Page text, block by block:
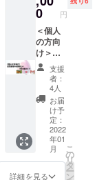
は本文
ターン
紹介の
項目を
ご覧く
ださい
開催
日：
2022/2/
26（土
）午前
10時～
12時ま
ルマガ
あたり2
時間、
2022年
2月1日
～2023
年12月
末まで
の間で
日程を
設定し
ます）
安心し
た子育
て環境
があっ
てはじ
0 円
＜個人
の方向
け＞世
界マ
ザーサ
ロンが
運営す
る「心
の木・
マザー
ファー
ム」
（長野
支援
者：
4人
お届
け予
定：
2022
年01
月
詳細を見る
こ
の
リ
タ
ー
ン